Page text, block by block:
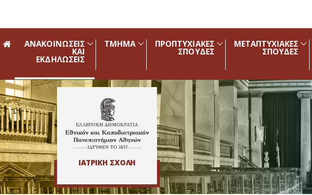
ΑΝΑΚΟΙΝΩΣΕΙΣ
ΚΑΙ
ΕΚΔΗΛΩΣΕΙΣ
ΤΜΗΜΑ ΠΡΟΠΤΥΧΙΑΚΕΣ
ΣΠΟΥΔΕΣ
ΜΕΤΑΠΤΥΧΙΑΚΕΣ
ΣΠΟΥΔΕΣ
ΙΑΤΡΙΚΗ ΣΧΟΛΗ